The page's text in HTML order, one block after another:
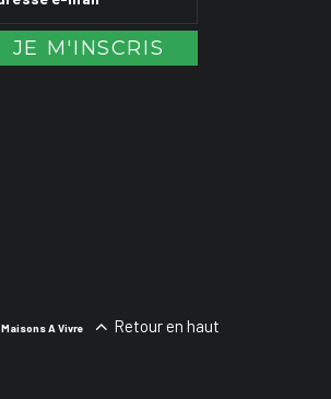
Maisons A Vivre Retour en haut